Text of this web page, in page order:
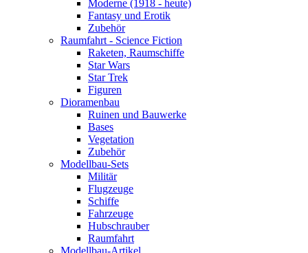
Moderne (1918 - heute)
Fantasy und Erotik
Zubehör
Raumfahrt - Science Fiction
Raketen, Raumschiffe
Star Wars
Star Trek
Figuren
Dioramenbau
Ruinen und Bauwerke
Bases
Vegetation
Zubehör
Modellbau-Sets
Militär
Flugzeuge
Schiffe
Fahrzeuge
Hubschrauber
Raumfahrt
Modellbau-Artikel